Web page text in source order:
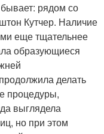
бывает: рядом со
Кутчер. Наличие
еще тщательнее
образующиеся
делать
процедуры,
выглядела
но при этом